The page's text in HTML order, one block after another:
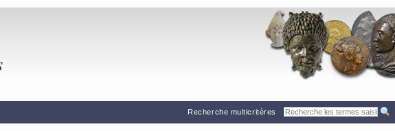
Recherche multicritères